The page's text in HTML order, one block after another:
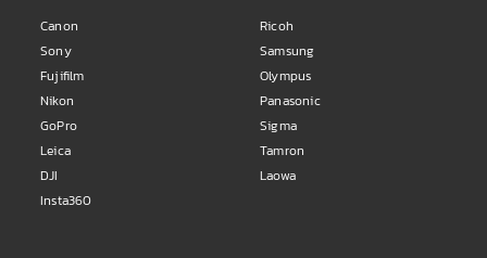
Canon
Sony
Fujifilm
Nikon
GoPro
Leica
DJI
Insta360
Ricoh
Samsung
Olympus
Panasonic
Sigma
Tamron
Laowa